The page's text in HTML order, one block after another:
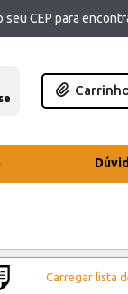
seu CEP para
Carregar lista